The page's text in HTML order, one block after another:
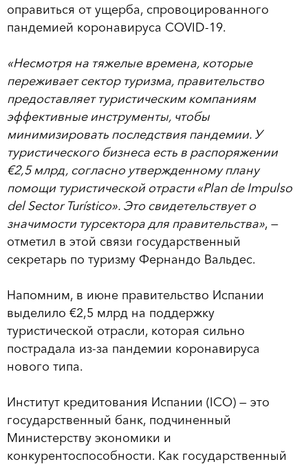
оправиться от ущерба, спровоцированного
пандемией коронавируса COVID-19.
«Несмотря на тяжелые времена, которые
переживает сектор туризма, правительство
предоставляет туристическим компаниям
эффективные инструменты, чтобы
минимизировать последствия пандемии. У
туристического бизнеса есть в распоряжении
€2,5 млрд, согласно утвержденному плану
помощи туристической отрасти «Plan de Impulso
del Sector Turístico». Это свидетельствует о
значимости турсектора для правительства», —
отметил в этой связи государственный
секретарь по туризму Фернандо Вальдес.
Напомним, в июне правительство Испании
выделило €2,5 млрд на поддержку
туристической отрасли, которая сильно
пострадала из-за пандемии коронавируса
нового типа.
Институт кредитования Испании (ICO) — это
государственный банк, подчиненный
Министерству экономики и
конкурентоспособности. Как государственный